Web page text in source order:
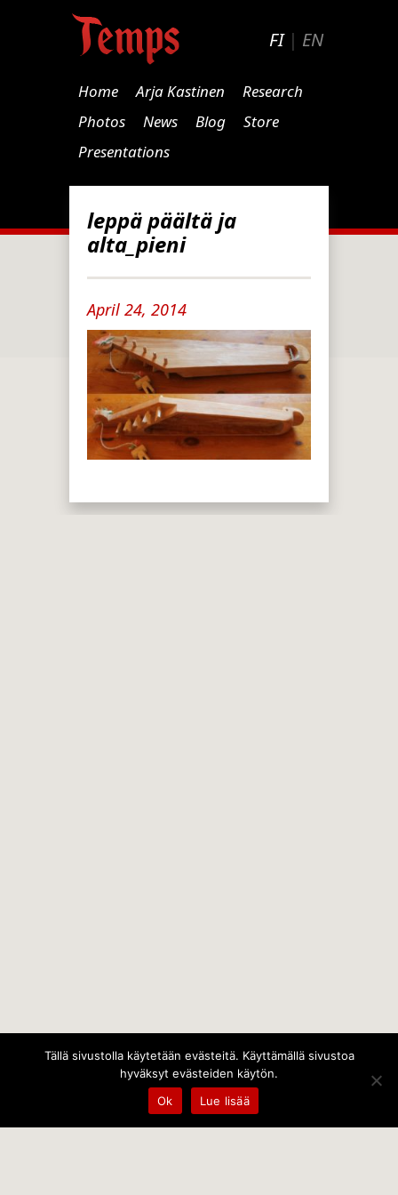
FI| EN
Home Arja Kastinen
Research
Photos
News Blog
Store
Presentations
leppä päältä ja
alta_pieni
April 24, 2014
Tällä sivustolla käytetään evästeitä. Käyttämällä sivustoa
hyväksyt evästeiden käytön.
Ok
Lue lisää